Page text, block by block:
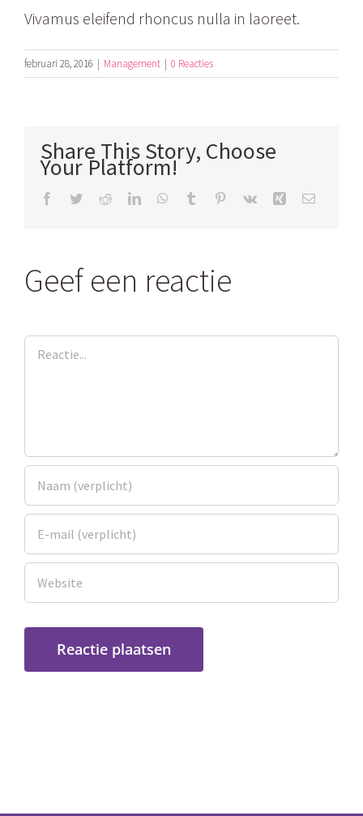
Vivamus eleifend rhoncus nulla in laoreet.
februari 28, 2016 | Management | 0 Reacties
Share This Story, Choose
Your Platform!
Facebook
TwitterRedditLinkedInWhatsApp
Tumblr Pinterest
Vk Xing E-
Geef een reactie
Reactie